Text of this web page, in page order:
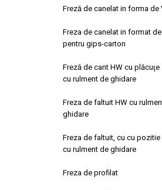
Freză de canelat in forma de
Freza de canelat in format de
pentru gips-carton
Freză de cant HW cu
cu rulment de ghidare
Freza de faltuit HW cu
ghidare
Freza de faltuit, cu cu pozitie
cu rulment de ghidare
Freza de profilat